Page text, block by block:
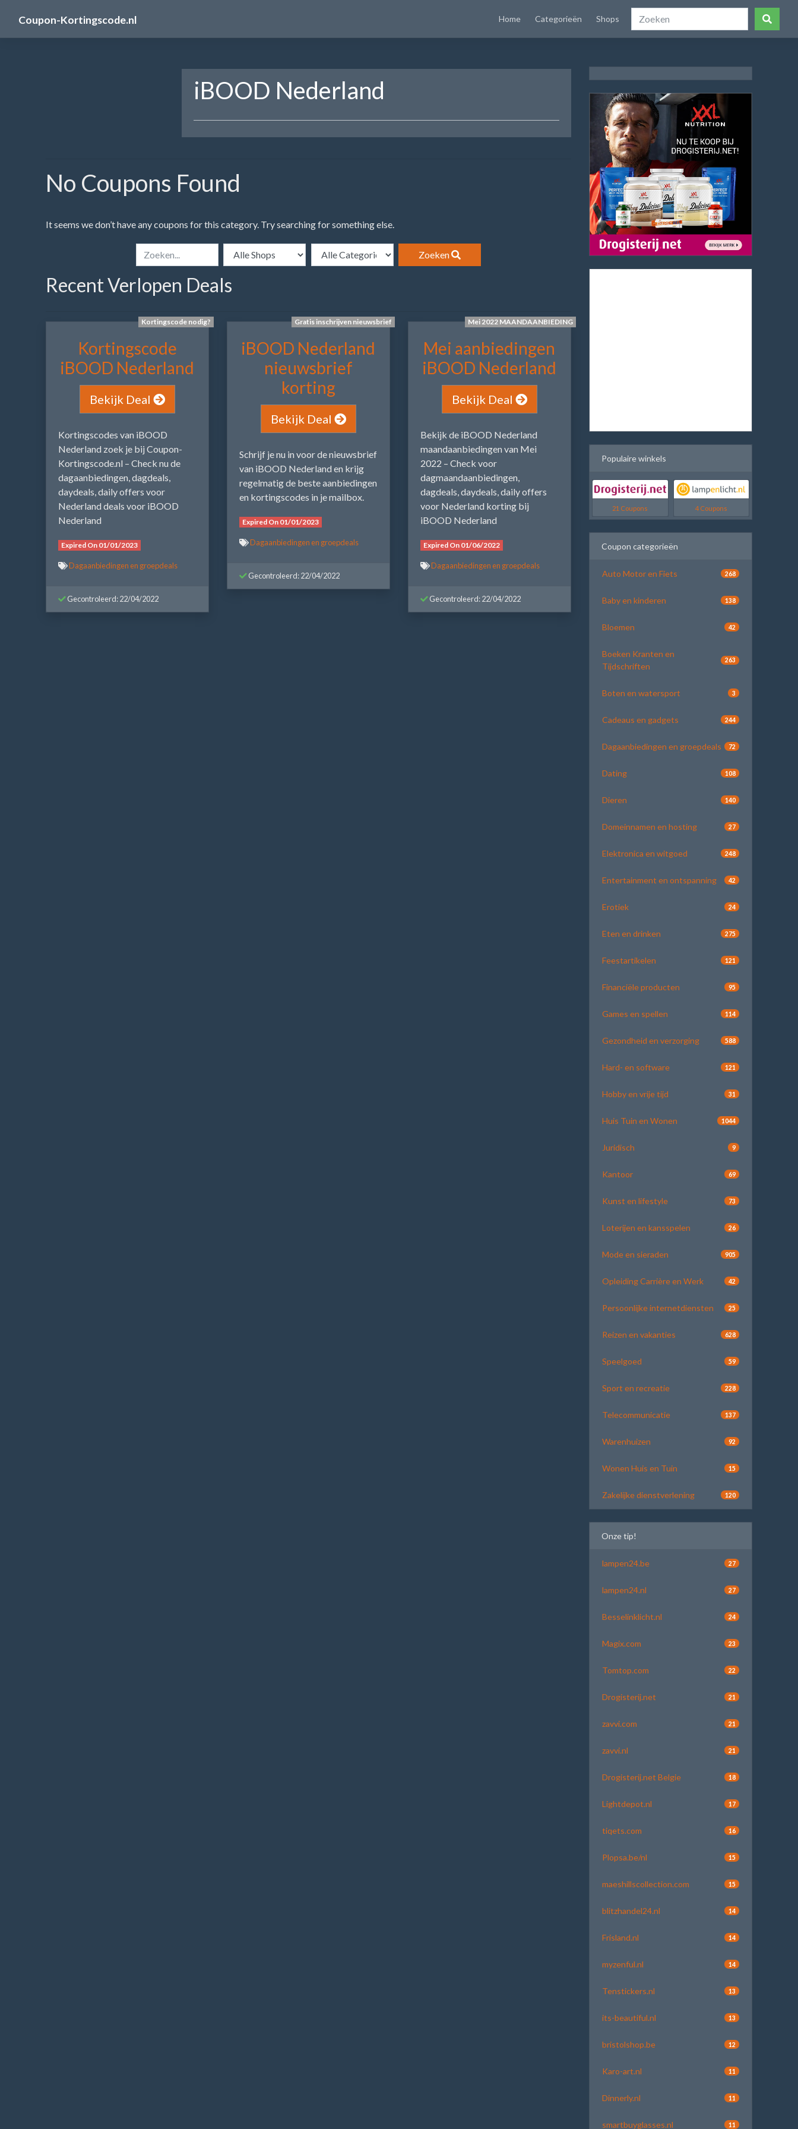
Coupon-Kortingscode.nl Home Categorieën Shops
iBOOD Nederland
No Coupons Found
It seems we don’t have any coupons for this category. Try searching for something else.
Zoeken
Recent Verlopen Deals
Kortingscode nodig?
Kortingscode
iBOOD Nederland
Bekijk Deal
Kortingscodes van iBOOD
Nederland zoek je bij Coupon-
Kortingscode.nl – Check nu de
dagaanbiedingen, dagdeals,
daydeals, daily offers voor
Nederland deals voor iBOOD
Nederland
Expired On 01/01/2023
Dagaanbiedingen en groepdeals
Gecontroleerd: 22/04/2022
Gratis inschrijven nieuwsbrief
iBOOD Nederland
nieuwsbrief
korting
Bekijk Deal
Schrijf je nu in voor de nieuwsbrief
van iBOOD Nederland en krijg
regelmatig de beste aanbiedingen
en kortingscodes in je mailbox.
Expired On 01/01/2023
Dagaanbiedingen en groepdeals
Gecontroleerd: 22/04/2022
Mei 2022 MAANDAANBIEDING
Mei aanbiedingen
iBOOD Nederland
Bekijk Deal
Bekijk de iBOOD Nederland
maandaanbiedingen van Mei
2022 – Check voor
dagmaandaanbiedingen,
dagdeals, daydeals, daily offers
voor Nederland korting bij
iBOOD Nederland
Expired On 01/06/2022
Dagaanbiedingen en groepdeals
Gecontroleerd: 22/04/2022
Populaire winkels
21 Coupons 4 Coupons
Coupon categorieën
Auto Motor en Fiets 268
Baby en kinderen 138
Bloemen 42
Boeken Kranten en
Tijdschriften
263
Boten en watersport 3
Cadeaus en gadgets 244
Dagaanbiedingen en groepdeals 72
Dating 108
Dieren 140
Domeinnamen en hosting 27
Elektronica en witgoed 248
Entertainment en ontspanning 42
Erotiek 24
Eten en drinken 275
Feestartikelen 121
Financiële producten 95
Games en spellen 114
Gezondheid en verzorging 588
Hard- en software 121
Hobby en vrije tijd 31
Huis Tuin en Wonen 1044
Juridisch 9
Kantoor 69
Kunst en lifestyle 73
Loterijen en kansspelen 26
Mode en sieraden 905
Opleiding Carrière en Werk 42
Persoonlijke internetdiensten 25
Reizen en vakanties 628
Speelgoed 59
Sport en recreatie 228
Telecommunicatie 137
Warenhuizen 92
Wonen Huis en Tuin 15
Zakelijke dienstverlening 120
Onze tip!
lampen24.be 27
lampen24.nl 27
Besselinklicht.nl 24
Magix.com 23
Tomtop.com 22
Drogisterij.net 21
zavvi.com 21
zavvi.nl 21
Drogisterij.net Belgie 18
Lightdepot.nl 17
tiqets.com 16
Plopsa.be/nl 15
maeshillscollection.com 15
blitzhandel24.nl 14
Frisland.nl 14
myzenful.nl 14
Tenstickers.nl 13
its-beautiful.nl 13
bristolshop.be 12
Karo-art.nl 11
Dinnerly.nl 11
smartbuyglasses.nl 11